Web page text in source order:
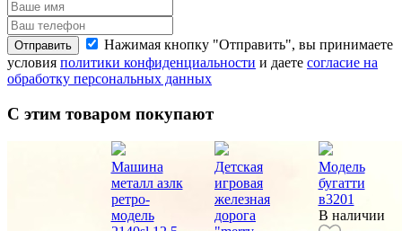
Отправить
Нажимая кнопку "Отправить", вы принимаете
условия политики конфиденциальности и даете согласие на
обработку персональных данных
С этим товаром покупают
Машина
металл азлк
ретро-
модель
Детская
игровая
железная
дорога
Модель
бугатти
в3201
В наличии